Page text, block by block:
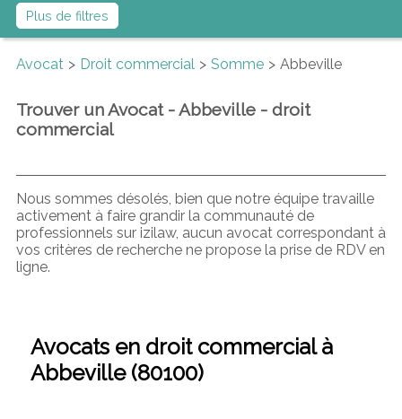
Plus de filtres
Avocat Droit commercial Somme Abbeville
Trouver un Avocat - Abbeville - droit
commercial
Nous sommes désolés, bien que notre équipe travaille
activement à faire grandir la communauté de
professionnels sur izilaw, aucun avocat correspondant à
vos critères de recherche ne propose la prise de RDV en
ligne.
Avocats en droit commercial à
Abbeville (80100)